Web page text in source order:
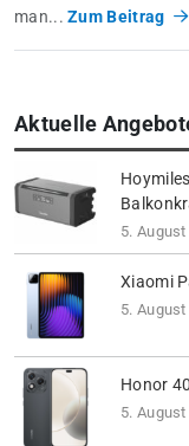
man...Zum Beitrag
Aktuelle
5.
Xiaomi
5.
Honor
5.